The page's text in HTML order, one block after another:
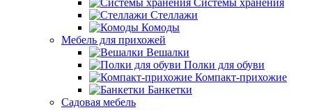
Системы хранения
Стеллажи
Комоды
Мебель для прихожей
Вешалки
Полки для обуви
Компакт-прихожие
Банкетки
Садовая мебель